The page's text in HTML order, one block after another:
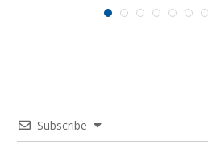
Subscribe